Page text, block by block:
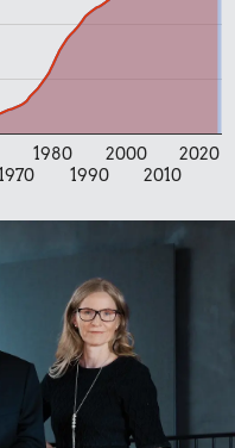
1,47 kr.
Bakke jordbær
1980
1990
2000
2010
2020